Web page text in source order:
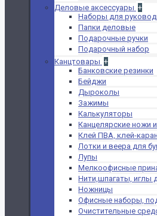
Деловые аксессуары +
Наборы для
Папки деловые
Подарочные ручки
Подарочный набор
Канцтовары +
Банковские резинки
Бейджи
Дыроколы
Зажимы
Калькуляторы
Канцелярские ножи
Клей ПВА, клей-
Лотки и веера для
Лупы
Мелкоофисные
Нити,шпагаты, иглы
Ножницы
Офисные наборы,
Очистительные